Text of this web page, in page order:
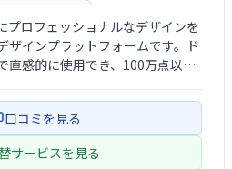
プロフェッショナルなデザインを
ザインプラットフォームです。ド
直感的に使用でき、100万点以上
様々なデザインニーズに対応しま
口コミを見る
サービスを見る